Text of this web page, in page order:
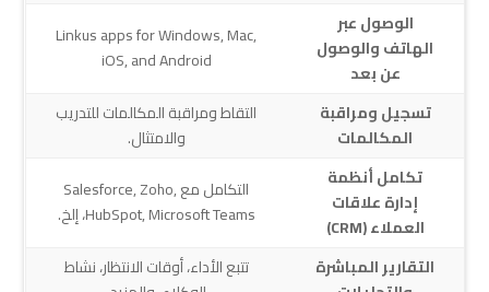
الوصول عبر
الهاتف والوصول
عن بعد
Linkus apps for Windows, Mac,
iOS, and Android
تسجيل ومراقبة
المكالمات
التقاط ومراقبة المكالمات للتدريب
والامتثال.
تكامل أنظمة
إدارة علاقات
العملاء (CRM)
التكامل مع Salesforce, Zoho,
HubSpot, Microsoft Teams، إلخ.
التقارير المباشرة
تتبع الأداء، أوقات الانتظار، نشاط